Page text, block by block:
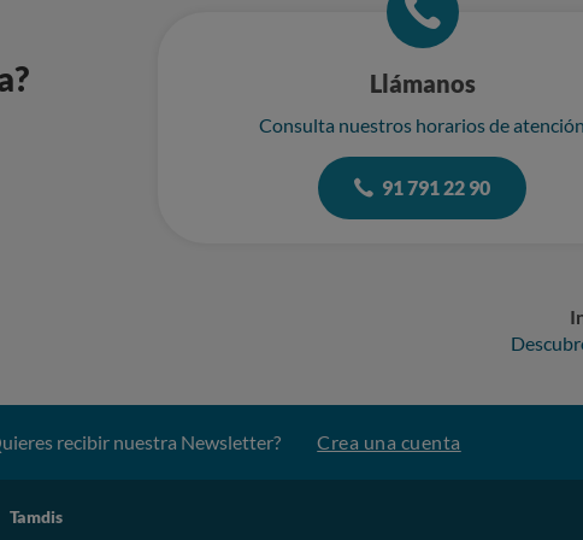
donde TAMDIS reconozca que el abandono del sofá en la
exclusiva de sus operarios. Hago constar expresamente que derivaré a
que la Policía me notifique por estos hechos. Espero una respuesta en un plazo
hábiles antes de proceder a elevar esta reclamación a la Oficina de
competentes.
Llámanos
Consulta nuestros horarios de atención
91 791 22 90
recibir nuestra Newsletter? Crea una cuenta
Tamdis